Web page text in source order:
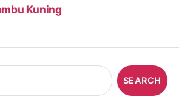
Kuning